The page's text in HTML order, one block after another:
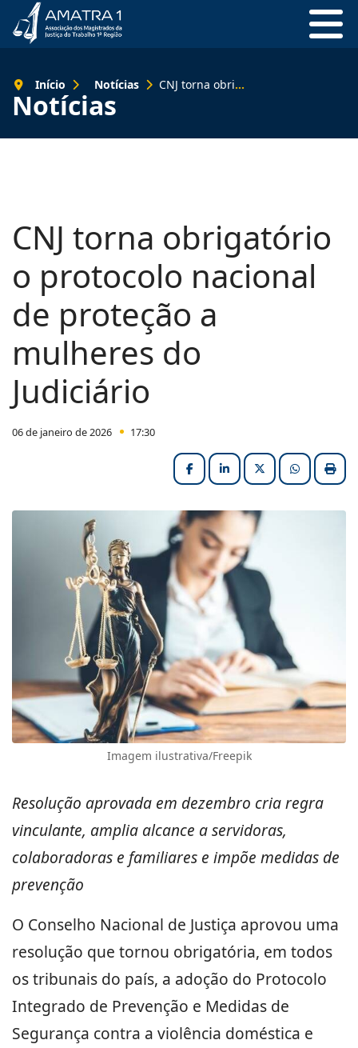
Notícias
Início Notícias CNJ torna obrigatório o protocolo nacional de proteção a mulheres do Judiciário
CNJ torna obrigatório
o protocolo nacional
de proteção a
mulheres do
Judiciário
06 de janeiro de 2026 17:30
FacebookLinkedInX (formerly
Imagem ilustrativa/Freepik
Resolução aprovada em dezembro cria regra
vinculante, amplia alcance a servidoras,
colaboradoras e familiares e impõe medidas de
prevenção
O Conselho Nacional de Justiça aprovou uma
resolução que tornou obrigatória, em todos
os tribunais do país, a adoção do Protocolo
Integrado de Prevenção e Medidas de
Segurança contra a violência doméstica e